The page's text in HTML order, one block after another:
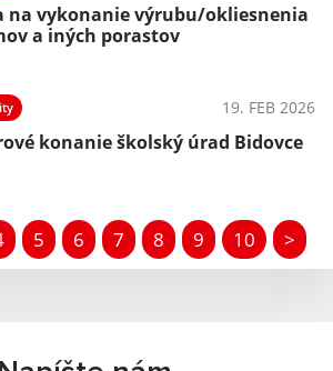
na vykonanie výrubu/okliesnenia
a iných porastov
19. FEB 2026
konanie školský úrad Bidovce
5 6 7 8 9 10 >